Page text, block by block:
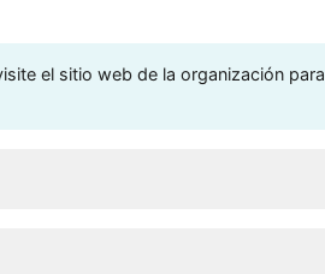
el sitio web de la organización para